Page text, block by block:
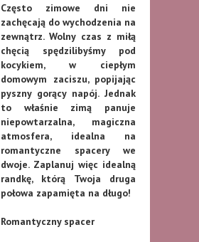
Często zimowe dni nie
zachęcają do wychodzenia na
zewnątrz. Wolny czas z miłą
chęcią spędzilibyśmy pod
kocykiem, w ciepłym
domowym zaciszu, popijając
pyszny gorący napój. Jednak
to właśnie zimą panuje
niepowtarzalna, magiczna
atmosfera, idealna na
romantyczne spacery we
dwoje. Zaplanuj więc idealną
randkę, którą Twoja druga
połowa zapamięta na długo!
Romantyczny spacer